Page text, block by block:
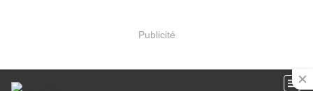
Publicité